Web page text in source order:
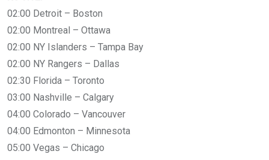
02:00 Detroit – Boston
02:00 Montreal – Ottawa
02:00 NY Islanders – Tampa Bay
02:00 NY Rangers – Dallas
02:30 Florida – Toronto
03:00 Nashville – Calgary
04:00 Colorado – Vancouver
04:00 Edmonton – Minnesota
05:00 Vegas – Chicago